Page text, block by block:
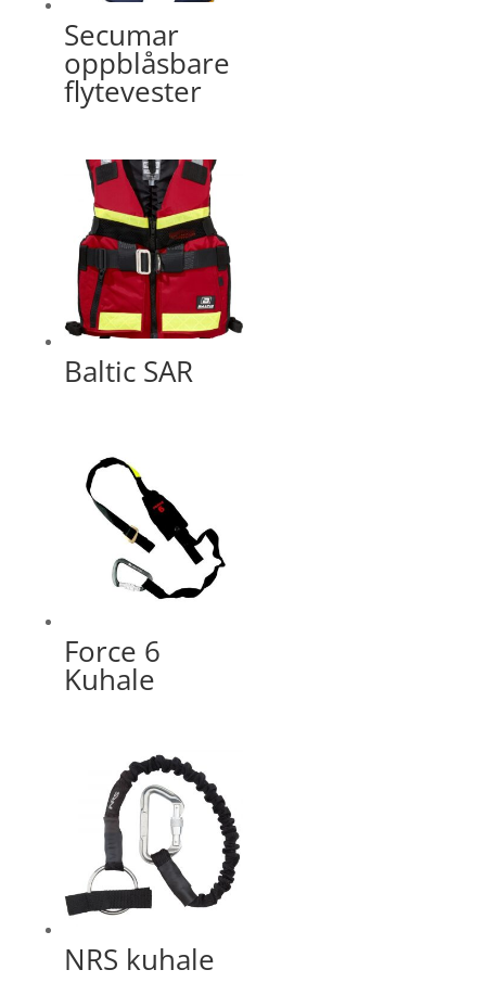
Secumar
oppblåsbare
flytevester
Baltic SAR
Force 6
Kuhale
NRS kuhale